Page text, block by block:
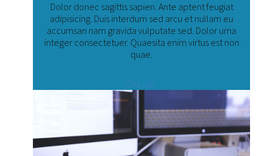
Dolor donec sagittis sapien. Ante aptent feugiat
adipisicing. Duis interdum sed arcu et nullam eu
accumsan nam gravida vulputate sed. Dolor urna
integer consectetuer. Quaesita enim virtus est non
quae.
Číst dál: